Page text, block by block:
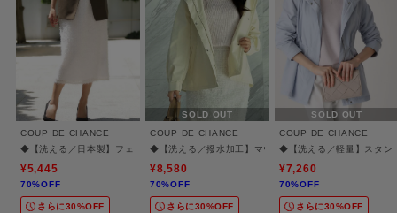
スやカーディガンと合わせお出掛けにと様々なコーディネートをお楽しみい
ただけます。
【仕様】
・ポケットなし
・ウエスト総ゴム
・裏地あり
※こちらの商品はやや透け感があるため、インナーの着用をおすすめしま
す。
COUP DE CHANCE
◆【洗える／日本製】フェザータイトスカート
¥5,445
70%OFF
さらに30%OFF
SOLD OUT
COUP DE CHANCE
◆【洗える／撥水加工】マウンテンパーカ
¥8,580
70%OFF
さらに30%OFF
SOLD OUT
COUP DE CHANCE
◆【洗える／軽量】スタン
¥7,260
70%OFF
さらに30%OFF